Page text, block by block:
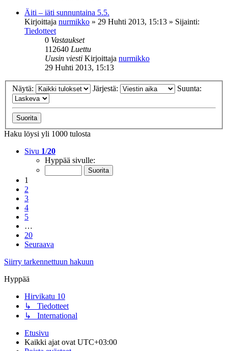
Äiti – iäti sunnuntaina 5.5.
Kirjoittaja nurmikko » 29 Huhti 2013, 15:13 » Sijainti:
Tiedotteet
0 Vastaukset
112640 Luettu
Uusin viesti Kirjoittaja nurmikko
29 Huhti 2013, 15:13
Näytä: Järjestä: Suunta:
Haku löysi yli 1000 tulosta
Sivu 1/20
Hyppää sivulle:
1
2
3
4
5
…
20
Seuraava
Siirry tarkennettuun hakuun
Hyppää
Hirvikatu 10
↳ Tiedotteet
↳ International
Etusivu
Kaikki ajat ovatUTC+03:00